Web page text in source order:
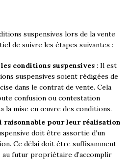
suspensives lors de la vente
de suivre les étapes suivantes :
conditions suspensives : Il est
suspensives soient rédigées de
dans le contrat de vente. Cela
confusion ou contestation
la mise en œuvre des conditions.
raisonnable pour leur réalisation
doit être assortie d’un
Ce délai doit être suffisamment
futur propriétaire d’accomplir